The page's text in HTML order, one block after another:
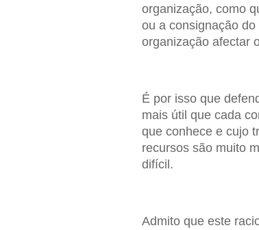
organização, como
ou a consignação
organização afectar
É por isso que
mais útil que cada
que conhece e cujo
recursos são muito
difícil.
Admito que este